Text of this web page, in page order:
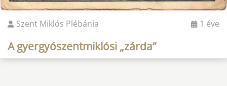
Szent Miklós Plébánia 1 éve
A gyergyószentmiklósi „zárda”